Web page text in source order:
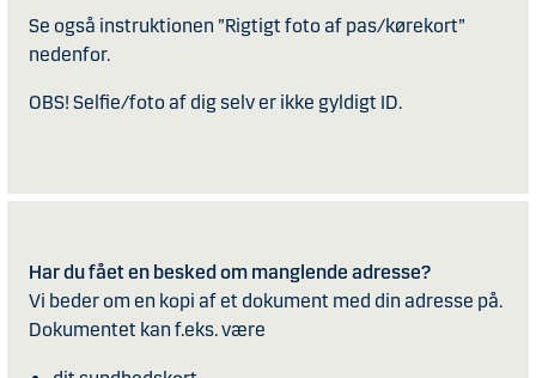
Se også instruktionen ”Rigtigt foto af pas/kørekort”
nedenfor.
OBS! Selfie/foto af dig selv er ikke gyldigt ID.
Har du fået en besked om manglende adresse?
Vi beder om en kopi af et dokument med din adresse på.
Dokumentet kan f.eks. være